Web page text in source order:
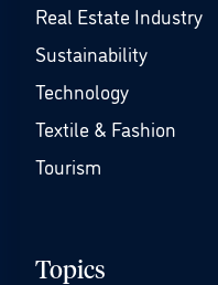
Real Estate Industry
Sustainability
Technology
Textile & Fashion
Tourism
Topics